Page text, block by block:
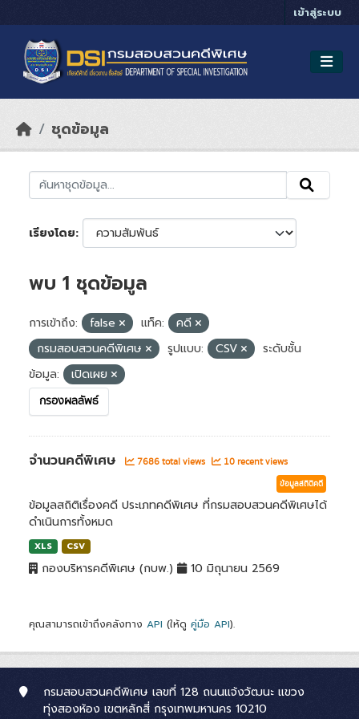
เข้าสู่ระบบ
ชุดข้อมูล
เรียงโดย
พบ 1 ชุดข้อมูล
การเข้าถึง: false แท็ค:
คดี
กรมสอบสวนคดีพิเศษ
รูปแบบ: CSV
ระดับชั้น
ข้อมูล:
เปิดเผย
กรองผลลัพธ์
จำนวนคดีพิเศษ 7686 total views 10 recent views
ข้อมูลสถิติคดี
ข้อมูลสถิติเรื่องคดี ประเภทคดีพิเศษ ที่กรมสอบสวนคดีพิเศษได้
ดำเนินการทั้งหมด
XLS CSV
กองบริหารคดีพิเศษ (กบพ.) 10 มิถุนายน 2569
คุณสามารถเข้าถึงคลังทาง API (ให้ดู คู่มือ API).
กรมสอบสวนคดีพิเศษ เลขที่ 128 ถนนแจ้งวัฒนะ แขวง
ทุ่งสองห้อง เขตหลักสี่ กรุงเทพมหานคร 10210